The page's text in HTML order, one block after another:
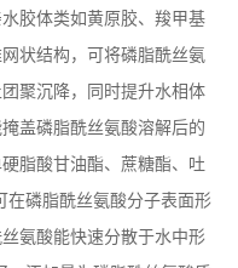
胶体类如黄原胶、羧甲基
状结构，可将磷脂酰丝氨
聚沉降，同时提升水相体
盖磷脂酰丝氨酸溶解后的
脂酸甘油酯、蔗糖酯、吐
在磷脂酰丝氨酸分子表面形
氨酸能快速分散于水中形